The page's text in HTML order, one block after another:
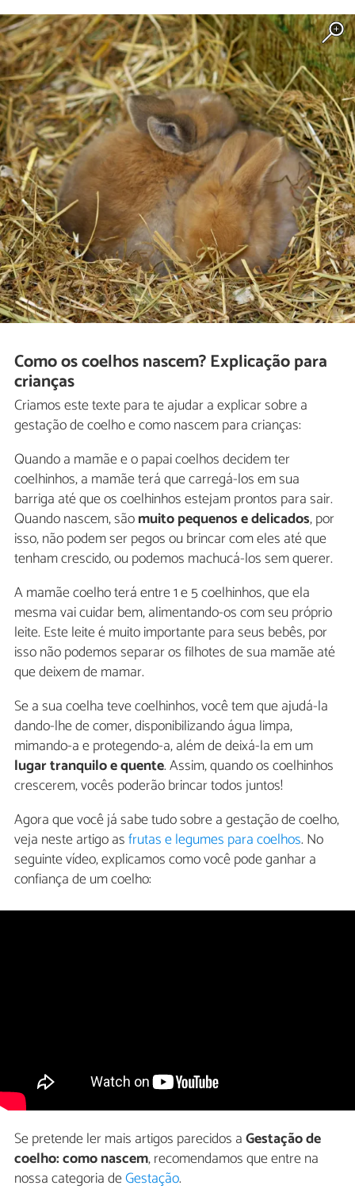
Como os coelhos nascem? Explicação para
crianças
Criamos este texte para te ajudar a explicar sobre a
gestação de coelho e como nascem para crianças:
Quando a mamãe e o papai coelhos decidem ter
coelhinhos, a mamãe terá que carregá-los em sua
barriga até que os coelhinhos estejam prontos para sair.
Quando nascem, sãomuito pequenos e delicados, por
isso, não podem ser pegos ou brincar com eles até que
tenham crescido, ou podemos machucá-los sem querer.
A mamãe coelho terá entre 1 e 5 coelhinhos, que ela
mesma vai cuidar bem, alimentando-os com seu próprio
leite. Este leite é muito importante para seus bebês, por
isso não podemos separar os filhotes de sua mamãe até
que deixem de mamar.
Se a sua coelha teve coelhinhos, você tem que ajudá-la
dando-lhe de comer, disponibilizando água limpa,
mimando-a e protegendo-a, além de deixá-la em um
lugar tranquilo e quente. Assim, quando os coelhinhos
crescerem, vocês poderão brincar todos juntos!
Agora que você já sabe tudo sobre a gestação de coelho,
veja neste artigo asfrutas e legumes para coelhos. No
seguinte vídeo, explicamos como você pode ganhar a
confiança de um coelho:
Se pretende ler mais artigos parecidos aGestação de
coelho: como nascem, recomendamos que entre na
nossa categoria deGestação.